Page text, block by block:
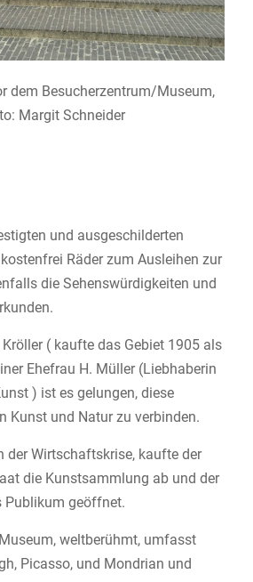
dem Besucherzentrum/Museum,
Margit Schneider
und ausgeschilderten
Räder zum Ausleihen zur
die Sehenswürdigkeiten und
( kaufte das Gebiet 1905 als
Ehefrau H. Müller (Liebhaberin
) ist es gelungen, diese
Kunst und Natur zu verbinden.
der Wirtschaftskrise, kaufte der
die Kunstsammlung ab und der
Publikum geöffnet.
weltberühmt, umfasst
Picasso, und Mondrian und